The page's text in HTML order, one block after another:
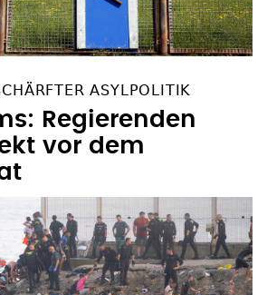
ASYLPOLITIK
Regierenden
vor dem